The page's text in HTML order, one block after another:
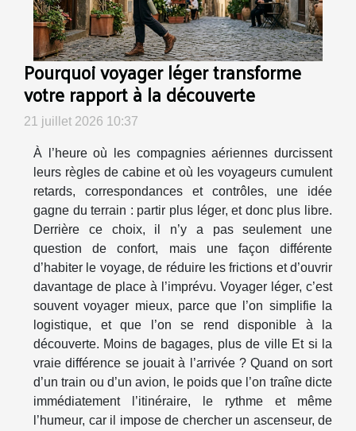
Pourquoi voyager léger transforme
votre rapport à la découverte
21 juillet 2026 10:37
À l’heure où les compagnies aériennes durcissent
leurs règles de cabine et où les voyageurs cumulent
retards, correspondances et contrôles, une idée
gagne du terrain : partir plus léger, et donc plus libre.
Derrière ce choix, il n’y a pas seulement une
question de confort, mais une façon différente
d’habiter le voyage, de réduire les frictions et d’ouvrir
davantage de place à l’imprévu. Voyager léger, c’est
souvent voyager mieux, parce que l’on simplifie la
logistique, et que l’on se rend disponible à la
découverte. Moins de bagages, plus de ville Et si la
vraie différence se jouait à l’arrivée ? Quand on sort
d’un train ou d’un avion, le poids que l’on traîne dicte
immédiatement l’itinéraire, le rythme et même
l’humeur, car il impose de chercher un ascenseur, de